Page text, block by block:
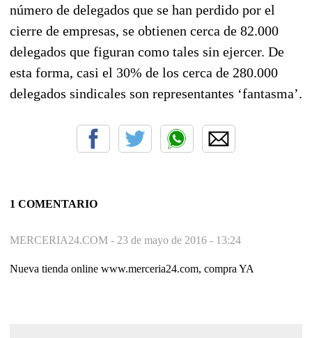
número de delegados que se han perdido por el
cierre de empresas, se obtienen cerca de 82.000
delegados que figuran como tales sin ejercer. De
esta forma, casi el 30% de los cerca de 280.000
delegados sindicales son representantes ‘fantasma’.
1 COMENTARIO
MERCERIA24.COM - 23 de mayo de 2016 - 13:24
Nueva tienda online www.merceria24.com, compra YA